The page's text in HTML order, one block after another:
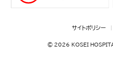
サイトポリシー
© 2026 KOSEI